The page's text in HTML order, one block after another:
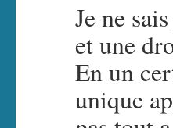
Je ne
et une
En un
unique